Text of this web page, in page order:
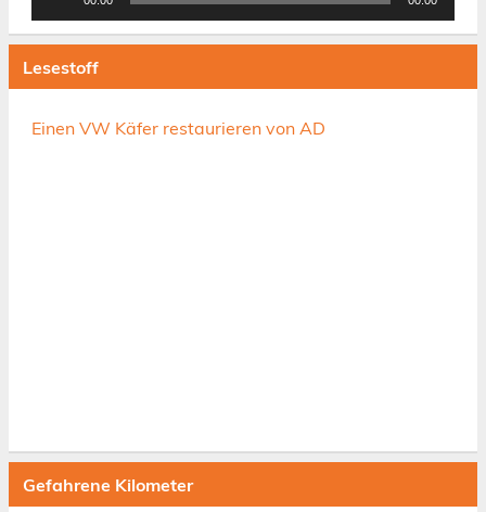
Lesestoff
Einen VW Käfer restaurieren von AD
Gefahrene Kilometer